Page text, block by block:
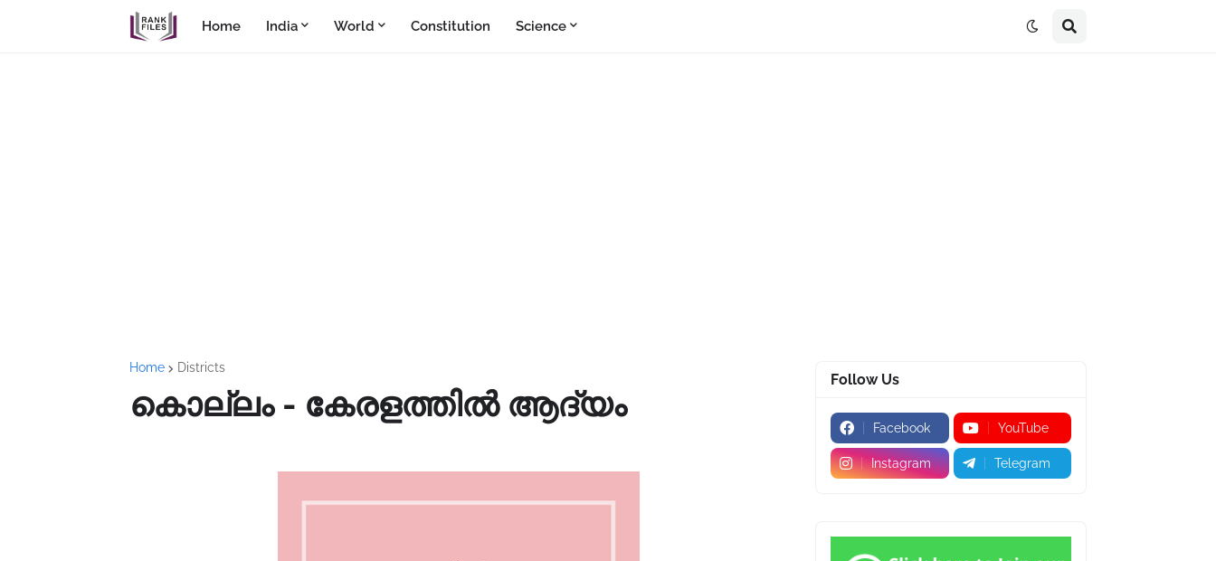
Home India World Constitution Science
Home Districts
കൊല്ലം - കേരളത്തിൽ ആദ്യം
Follow Us
Facebook YouTube
Instagram Telegram